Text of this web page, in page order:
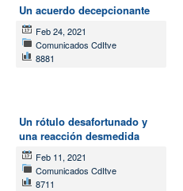
Un acuerdo decepcionante
Feb 24, 2021
Comunicados CdItve
8881
Un rótulo desafortunado y
una reacción desmedida
Feb 11, 2021
Comunicados CdItve
8711